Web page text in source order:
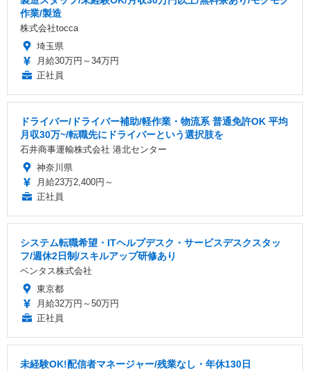
作業/製造
株式会社tocca
埼玉県
月給30万円～34万円
正社員
ドライバー/ドライバー補助/軽作業・物流系 普通免許OK 平均
月収30万~/転職先にドライバーという選択肢を
石井商事運輸株式会社 港北センター
神奈川県
月給23万2,400円～
正社員
システム転職希望・ITヘルプデスク・サービスデスクスタッ
フ/週休2日制/スキルアップ研修あり
ベンタス株式会社
東京都
月給32万円～50万円
正社員
未経験OK!配信者マネージャー/残業なし・年休130日